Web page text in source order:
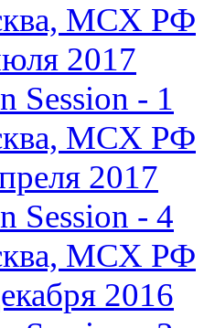
МСХ РФ
2017
Session - 1
МСХ РФ
2017
Session - 4
МСХ РФ
2016